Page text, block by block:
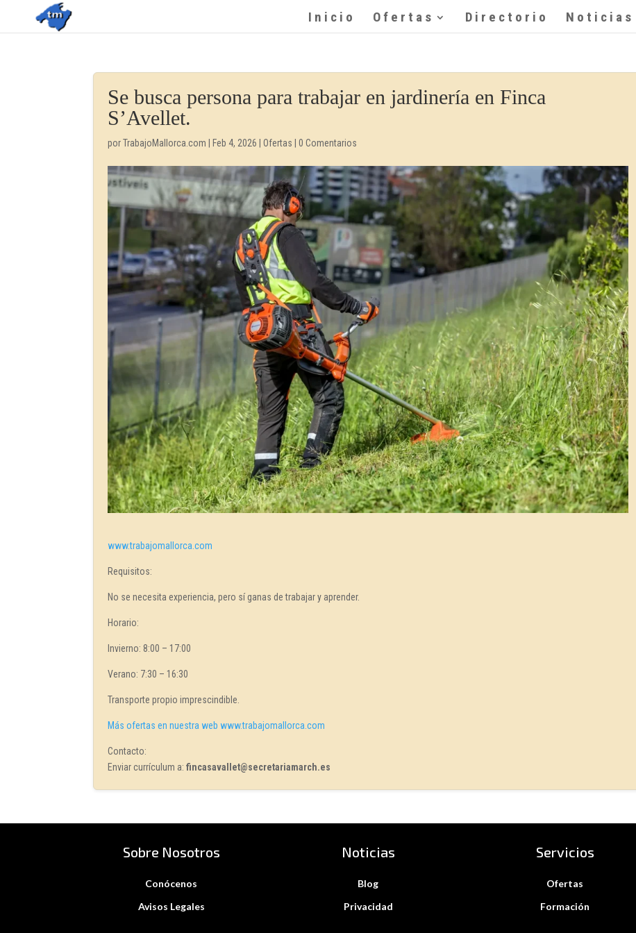
Inicio Ofertas Directorio Noticias
Se busca persona para trabajar en jardinería en Finca
S’Avellet.
porTrabajoMallorca.com Feb 4, 2026 |Ofertas |0 Comentarios
www.trabajomallorca.com
Requisitos:
No se necesita experiencia, pero sí ganas de trabajar y aprender.
Horario:
Invierno: 8:00 – 17:00
Verano: 7:30 – 16:30
Transporte propio imprescindible.
Más ofertas en nuestra web www.trabajomallorca.com
Contacto:
Enviar currículum a:fincasavallet@secretariamarch.es
Sobre Nosotros
Conócenos
Avisos Legales
Noticias
Blog
Privacidad
Servicios
Ofertas
Formación